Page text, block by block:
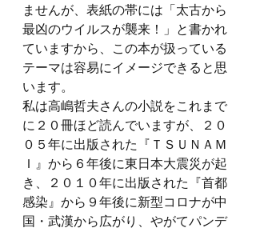
ませんが、表紙の帯には「太古から
最凶のウイルスが襲来！」と書かれ
ていますから、この本が扱っている
テーマは容易にイメージできると思
います。
私は高嶋哲夫さんの小説をこれまで
に２０冊ほど読んでいますが、２０
０５年に出版された『ＴＳＵＮＡＭ
Ｉ』から６年後に東日本大震災が起
き、２０１０年に出版された『首都
感染』から９年後に新型コロナが中
国・武漢から広がり、やがてパンデ